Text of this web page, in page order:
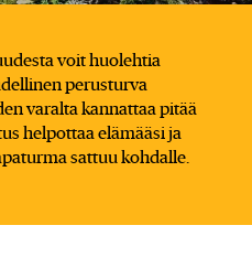
voit huolehtia
perusturva
varalta kannattaa pitää
helpottaa elämääsi ja
sattuu kohdalle.